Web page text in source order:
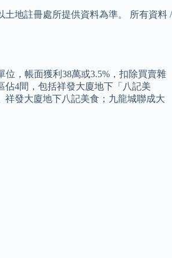
地註冊處所提供資料為準。 所有資料 /
位，帳面獲利38萬或3.5%，扣除買賣雜
佔4間，包括祥發大廈地下「八記美
發大廈地下八記美食；九龍城聯成大